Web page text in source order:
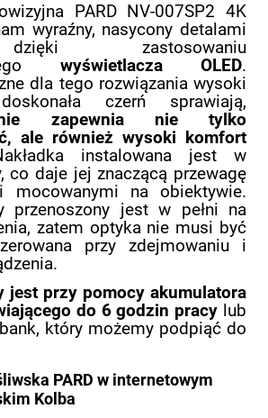
PARD NV-007SP2 4K
wyraźny, nasycony detalami
zastosowaniu
wyświetlacza OLED.
dla tego rozwiązania wysoki
czerń sprawiają,
zapewnia nie tylko
ale również wysoki komfort
instalowana jest w
co daje jej znaczącą przewagę
mocowanymi na obiektywie.
przenoszony jest w pełni na
zatem optyka nie musi być
przy zdejmowaniu i
jest przy pomocy akumulatora
do 6 godzin pracy lub
który możemy podpiąć do
PARD w internetowym
Kolba